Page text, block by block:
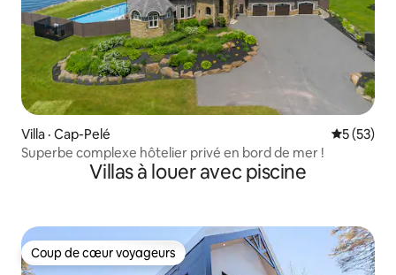
Villa · Cap-Pelé Note
5 (53)
Superbe complexe hôtelier privé en bord de mer !
Villas à louer avec piscine
Coup de cœur voyageurs
Coup de cœur voyageurs